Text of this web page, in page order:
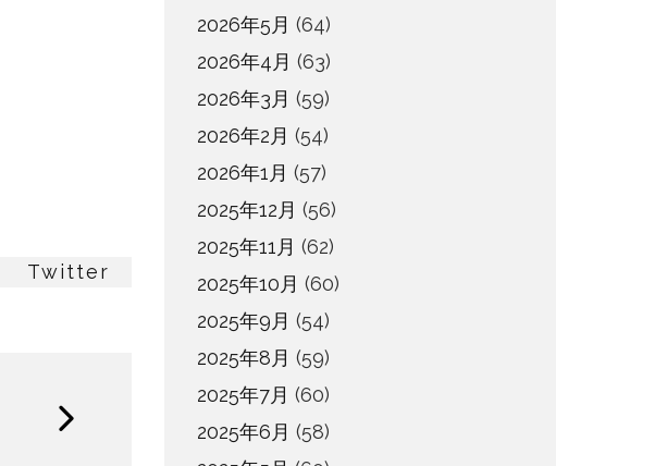
Twitter
2026年5月 (64)
2026年4月 (63)
2026年3月 (59)
2026年2月 (54)
2026年1月 (57)
2025年12月 (56)
2025年11月 (62)
2025年10月 (60)
2025年9月 (54)
2025年8月 (59)
2025年7月 (60)
2025年6月 (58)